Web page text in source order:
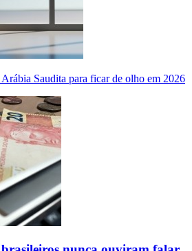
Saudita para ficar de olho em 2026